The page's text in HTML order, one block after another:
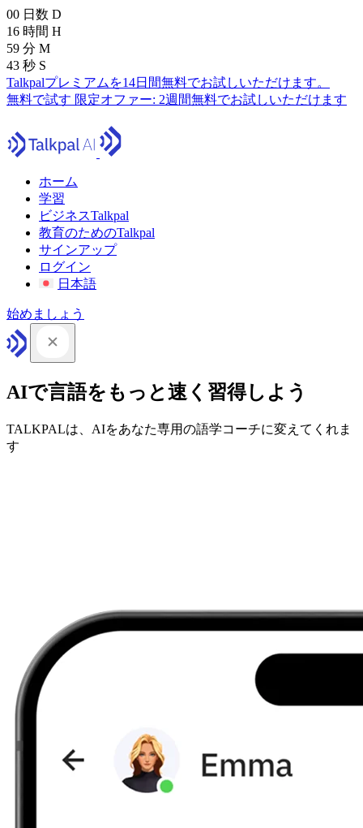
00 日数 D
16 時間 H
59 分 M
41 秒 S
Talkpalプレミアムを14日間無料でお試しいただけます。
無料で試す 限定オファー: 2週間無料でお試しいただけます
ホーム
学習
ビジネスTalkpal
教育のためのTalkpal
サインアップ
ログイン
日本語
始めましょう
AIで言語をもっと速く習得しよう
TALKPALは、AIをあなた専用の語学コーチに変えてくれま
す